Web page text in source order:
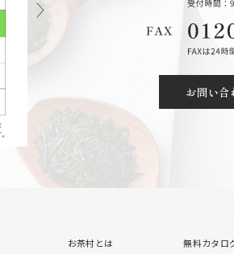
お問い合
お茶村とは 無料カタロ